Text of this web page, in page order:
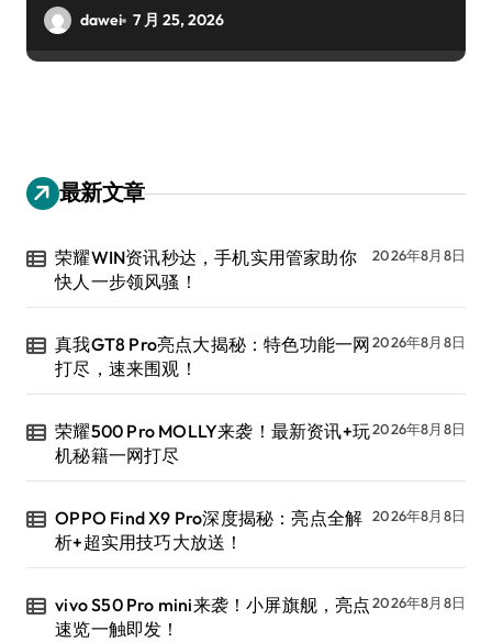
dawei 7 月 25, 2026
最新文章
荣耀WIN资讯秒达，手机实用管家助你
快人一步领风骚！
2026年8月8日
真我GT8 Pro亮点大揭秘：特色功能一网
打尽，速来围观！
2026年8月8日
荣耀500 Pro MOLLY来袭！最新资讯+玩
机秘籍一网打尽
2026年8月8日
OPPO Find X9 Pro深度揭秘：亮点全解
析+超实用技巧大放送！
2026年8月8日
vivo S50 Pro mini来袭！小屏旗舰，亮点
速览一触即发！
2026年8月8日